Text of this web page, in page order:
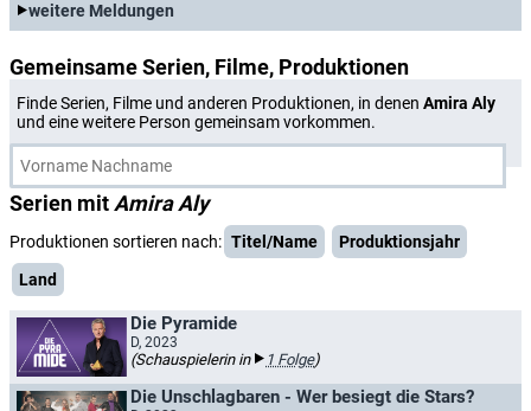
weitere Meldungen
Gemeinsame Serien, Filme, Produktionen
Finde Serien, Filme und anderen Produktionen, in denen Amira Aly
und eine weitere Person gemeinsam vorkommen.
Serien mit Amira Aly
Produktionen sortieren nach: Titel/Name
Produktionsjahr
Land
Die Pyramide
D, 2023
(Schauspielerin in 1 Folge)
Die Unschlagbaren - Wer besiegt die Stars?